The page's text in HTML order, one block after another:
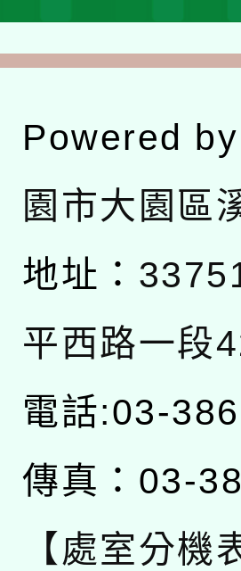
Powered by
園市大園區
地址：
平西路一段
電話:03-
傳真：03-
【處室分機